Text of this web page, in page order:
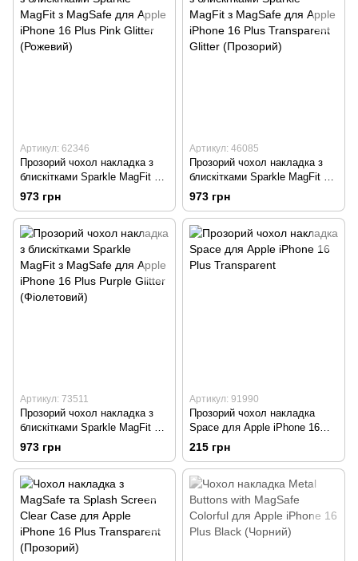
Артикул: 62346
Прозорий чохол накладка з
блискітками Sparkle MagFit з
MagSafe для Apple iPhone 16
Plus Pink Glitter (Рожевий)
973 грн
Артикул: 46085
Прозорий чохол накладка з
блискітками Sparkle MagFit з
MagSafe для Apple iPhone 16
Plus Transparent Glitter
(Прозорий)
973 грн
Артикул: 73511
Прозорий чохол накладка з
блискітками Sparkle MagFit з
MagSafe для Apple iPhone 16
Plus Purple Glitter
(Фіолетовий)
973 грн
Артикул: 91990
Прозорий чохол накладка
Space для Apple iPhone 16
Plus Transparent
215 грн